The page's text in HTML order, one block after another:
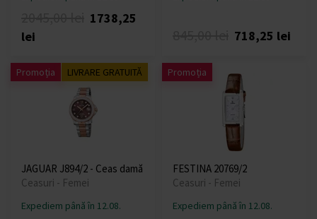
1738,25
lei
718,25 lei
Promoția LIVRARE GRATUITĂ
JAGUAR J894/2 - Ceas damă
Ceasuri - Femei
Expediem până în 12.08.
Promoția
FESTINA 20769/2
Ceasuri - Femei
Expediem până în 12.08.